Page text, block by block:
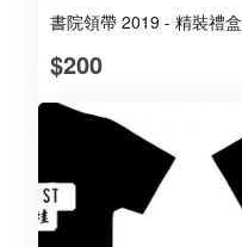
書院領帶 2019 - 精裝禮盒
$200